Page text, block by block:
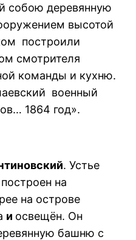
собою деревянную
высотой
построили
смотрителя
команды и кухню.
военный
1864 год».
. Устье
на
на острове
и освещён. Он
башню с